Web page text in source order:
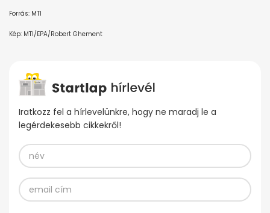
Forrás: MTI
Kép: MTI/EPA/Robert Ghement
Iratkozz fel a hírlevelünkre, hogy ne maradj le a
legérdekesebb cikkekről!